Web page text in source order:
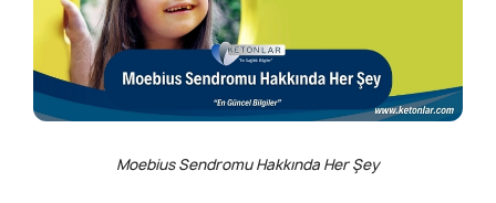
Moebius Sendromu Hakkında Her Şey